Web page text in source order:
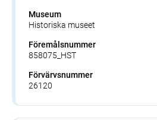
Museum
Historiska museet
Föremålsnummer
858075_HST
Förvärvsnummer
26120